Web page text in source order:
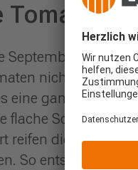
Tomaten
September und
nicht mehr
eine ganz
flache Schachtel
reifen die
So entstehen